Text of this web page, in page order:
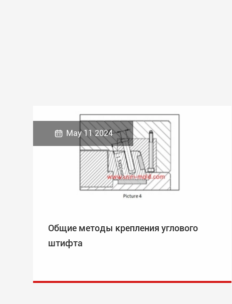
 May 11 2024
Общие методы крепления углового
штифта